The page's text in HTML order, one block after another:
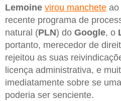
Lemoine virou manchete ao
recente programa de
natural (PLN) do Google, o
portanto, merecedor de
rejeitou as suas
licença administrativa, e
imediatamente sobre se
poderia ser senciente.